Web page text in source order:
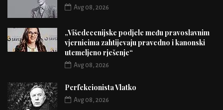
Avg 08, 2026
„Višedecenijske podjele među pravoslavnim
vjernicima zahtijevaju pravedno i kanonski
utemeljeno rješenje“
Avg 08, 2026
Perfekcionista Vlatko
Avg 08, 2026